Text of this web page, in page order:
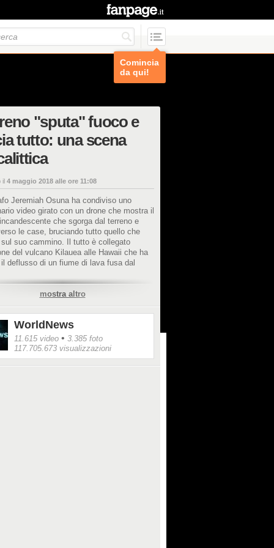
Comincia
da qui!
"sputa" fuoco e
tutto: una scena
il 4 maggio 2018 alle ore 11:08
Jeremiah Osuna ha condiviso uno
video girato con un drone che mostra il
che sgorga dal terreno e
le case, bruciando tutto quello che
sul suo cammino. Il tutto è collegato
del vulcano Kilauea alle Hawaii che ha
deflusso di un fiume di lava fusa dal
jeremiah.osuna/videos/1
mostra altro
WorldNews
11.615 video • 3.385 foto
117.705.673 visualizzazioni